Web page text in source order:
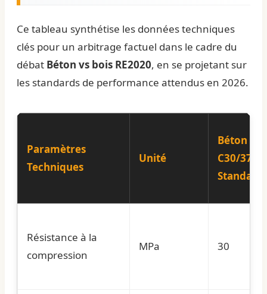
Ce tableau synthétise les données techniques
clés pour un arbitrage factuel dans le cadre du
débat Béton vs bois RE2020, en se projetant sur
les standards de performance attendus en 2026.
Paramètres
Techniques
Unité
Béton
C30/37
Standard
Résistance à la
compression
MPa 30